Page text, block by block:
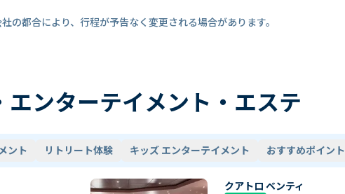
の都合により、行程が予告なく変更される場合があります。
エンターテイメント・エステ
ント リトリート体験 キッズ エンターテイメント おすすめポイント
クアトロ ベンティ